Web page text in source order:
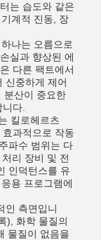
는 습도와 같은
계적 진동, 장
나는 오름으로
실과 향상된 에
다른 팩트에서
신중하게 제어
분산이 중요한
다.
킬로헤르츠
과적으로 작동
파수 범위는 다
리 장비 및 전
인덕턴스를 유
용 프로그램에
인 측면입니
), 화학 물질의
물질이 없음을